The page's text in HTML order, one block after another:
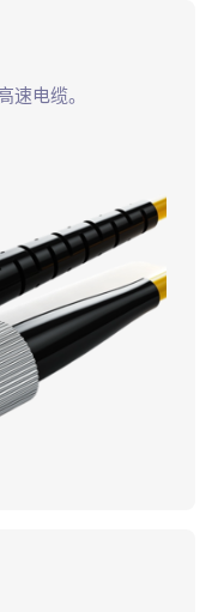
电缆。